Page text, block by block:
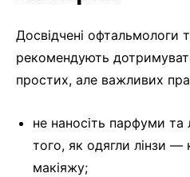
Досвідчені офтальмологи
рекомендують
простих, але важливих
не наносіть парфуми та
того, як одягли лінзи
макіяжу;